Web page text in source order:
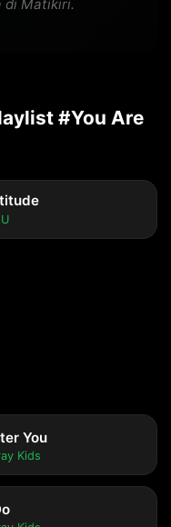
di Matikiri.
#You Are
You
Kids